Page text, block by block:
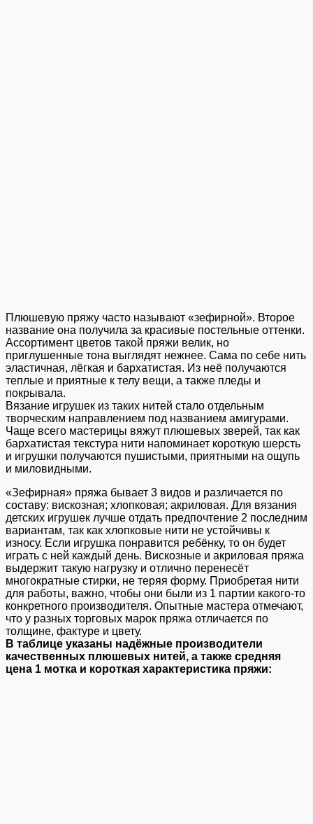
Плюшевую пряжу часто называют «зефирной». Второе
название она получила за красивые постельные оттенки.
Ассортимент цветов такой пряжи велик, но
приглушенные тона выглядят нежнее. Сама по себе нить
эластичная, лёгкая и бархатистая. Из неё получаются
теплые и приятные к телу вещи, а также пледы и
покрывала.
Вязание игрушек из таких нитей стало отдельным
творческим направлением под названием амигурами.
Чаще всего мастерицы вяжут плюшевых зверей, так как
бархатистая текстура нити напоминает короткую шерсть
и игрушки получаются пушистыми, приятными на ощупь
и миловидными.
«Зефирная» пряжа бывает 3 видов и различается по
составу: вискозная; хлопковая; акриловая. Для вязания
детских игрушек лучше отдать предпочтение 2 последним
вариантам, так как хлопковые нити не устойчивы к
износу. Если игрушка понравится ребёнку, то он будет
играть с ней каждый день. Вискозные и акриловая пряжа
выдержит такую нагрузку и отлично перенесёт
многократные стирки, не теряя форму. Приобретая нити
для работы, важно, чтобы они были из 1 партии какого-то
конкретного производителя. Опытные мастера отмечают,
что у разных торговых марок пряжа отличается по
толщине, фактуре и цвету.
В таблице указаны надёжные производители
качественных плюшевых нитей, а также средняя
цена 1 мотка и короткая характеристика пряжи: